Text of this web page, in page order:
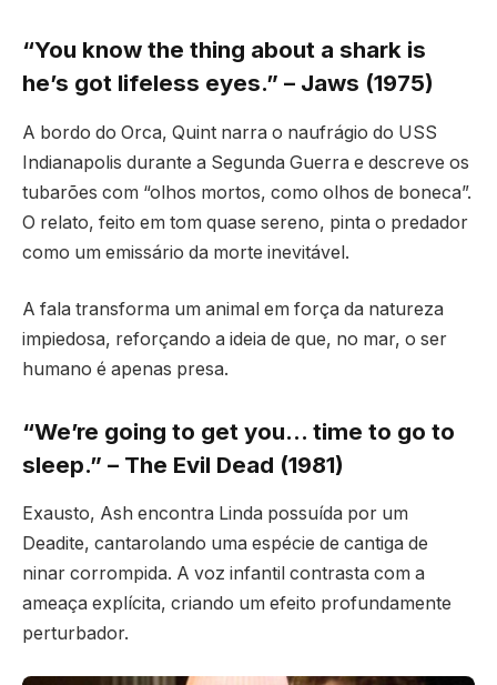
“You know the thing about a shark is
he’s got lifeless eyes.” – Jaws (1975)
A bordo do Orca, Quint narra o naufrágio do USS
Indianapolis durante a Segunda Guerra e descreve os
tubarões com “olhos mortos, como olhos de boneca”.
O relato, feito em tom quase sereno, pinta o predador
como um emissário da morte inevitável.
A fala transforma um animal em força da natureza
impiedosa, reforçando a ideia de que, no mar, o ser
humano é apenas presa.
“We’re going to get you… time to go to
sleep.” – The Evil Dead (1981)
Exausto, Ash encontra Linda possuída por um
Deadite, cantarolando uma espécie de cantiga de
ninar corrompida. A voz infantil contrasta com a
ameaça explícita, criando um efeito profundamente
perturbador.